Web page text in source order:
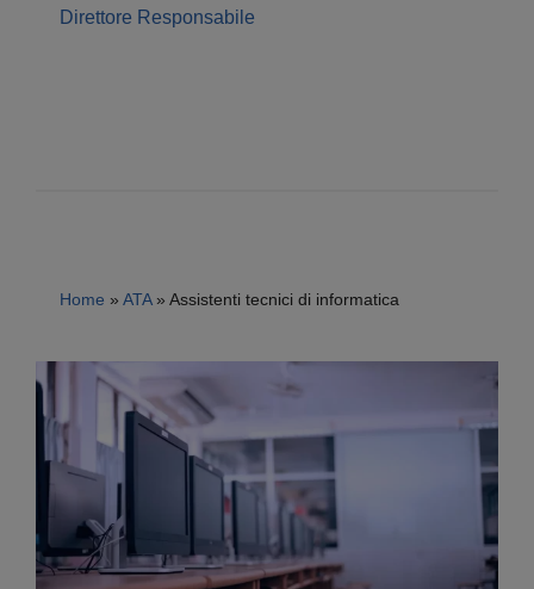
Direttore Responsabile
Home » ATA» Assistenti tecnici di informatica